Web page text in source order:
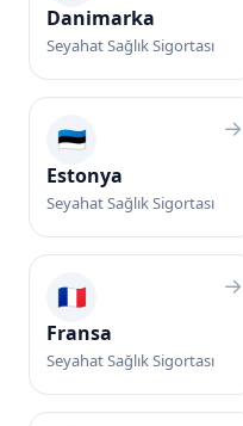
Danimarka
Seyahat Sağlık Sigortası
🇪🇪
Estonya
Seyahat Sağlık Sigortası
→
🇫🇷
Fransa
Seyahat Sağlık Sigortası
→